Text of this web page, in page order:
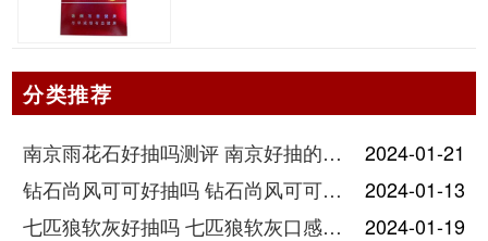
分类推荐
南京雨花石好抽吗测评 南京好抽的烟排行
2024-01-21
钻石尚风可可好抽吗 钻石尚风可可细支香烟口感分析
2024-01-13
七匹狼软灰好抽吗 七匹狼软灰口感分析
2024-01-19